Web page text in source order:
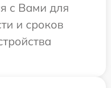
с Вами для
и сроков